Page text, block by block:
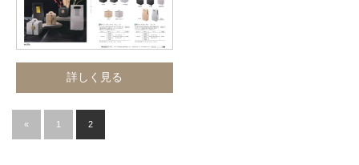
詳しく見る
« 1 2